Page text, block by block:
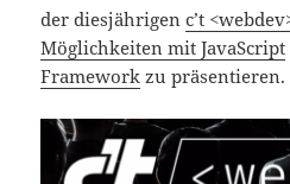
der diesjährigenc’t
Möglichkeiten mit JavaScript
Framework zu präsentieren.